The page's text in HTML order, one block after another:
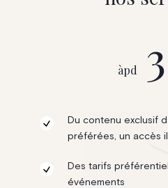
àpd 3
Du contenu exclusif
préférées, un accès
Des tarifs
événements